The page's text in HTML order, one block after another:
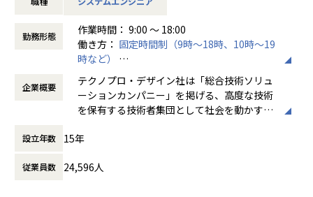
SUBARU、ソニー、NEC、富士通、日産自動車、トヨタ
【具体的には】
取引先は全国の大手企業など800社以上ございます。
弊社とプライム契約を結んでいる、大手メーカーやSIerに
て、ソフトウェア開発（AI、 IoT、アプリ、画像処理、クラ
ウド、WEB、組込）業務をご担当いただきます。
をご担当いただきます。
勤務形態
作業時間： 9:00 ～ 18:00
働き方： 固定時間制（9時～18時、10時～19
時など）
時間外労働の有無： 有（月平均20時間）
休憩時間： 60分
企業概要
テクノプロ・デザイン社は「総合技術ソリュ
ーションカンパニー」を掲げる、高度な技術
を保有する技術者集団として社会を動かすこ
に渡ります。いわゆる技術者派遣と呼ばれ
設立年数 15年
従業員数 24,596人